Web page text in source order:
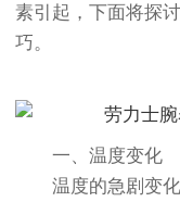
素引起，下面将探
巧。
一、温度变化
温度的急剧变化